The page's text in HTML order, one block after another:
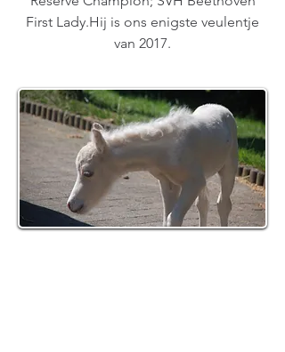
First Lady.Hij is ons enigste veulentje
van 2017.